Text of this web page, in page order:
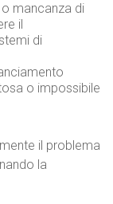
mancanza di
il
di
o impossibile
il problema
la